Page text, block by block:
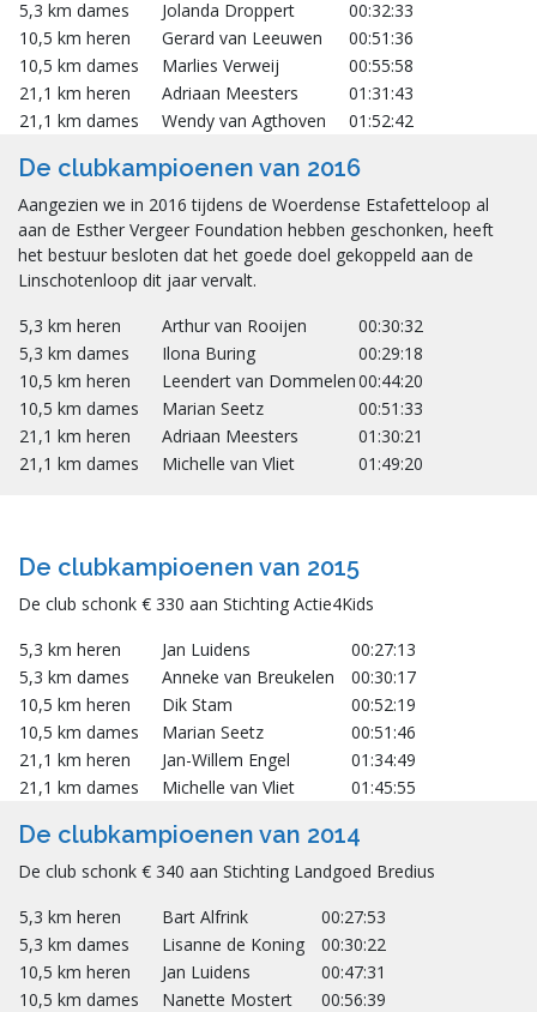
5,3 km dames Jolanda Droppert
00:32:33
10,5 km heren
Gerard van Leeuwen
00:51:36
10,5 km dames
Marlies Verweij
00:55:58
21,1 km heren
Adriaan Meesters
01:31:43
21,1 km dames
Wendy van Agthoven 01:52:42
De clubkampioenen van 2016
Aangezien we in 2016 tijdens de Woerdense Estafetteloop al
aan de Esther Vergeer Foundation hebben geschonken, heeft
het bestuur besloten dat het goede doel gekoppeld aan de
Linschotenloop dit jaar vervalt.
5,3 km heren
Arthur van Rooijen
00:30:32
5,3 km dames
Ilona Buring
00:29:18
10,5 km heren
Leendert van Dommelen00:44:20
10,5 km dames
Marian Seetz
00:51:33
21,1 km heren
Adriaan Meesters
01:30:21
21,1 km dames
Michelle van Vliet 01:49:20
De clubkampioenen van 2015
De club schonk € 330 aan Stichting Actie4Kids
5,3 km heren
Jan Luidens
00:27:13
5,3 km dames
Anneke van Breukelen
00:30:17
10,5 km heren
Dik Stam
00:52:19
10,5 km dames
Marian Seetz
00:51:46
21,1 km heren
Jan-Willem Engel
01:34:49
21,1 km dames
Michelle van Vliet 01:45:55
De clubkampioenen van 2014
De club schonk € 340 aan Stichting Landgoed Bredius
5,3 km heren
Bart Alfrink
00:27:53
5,3 km dames
Lisanne de Koning
00:30:22
10,5 km heren
Jan Luidens
00:47:31
10,5 km dames
Nanette Mostert
00:56:39